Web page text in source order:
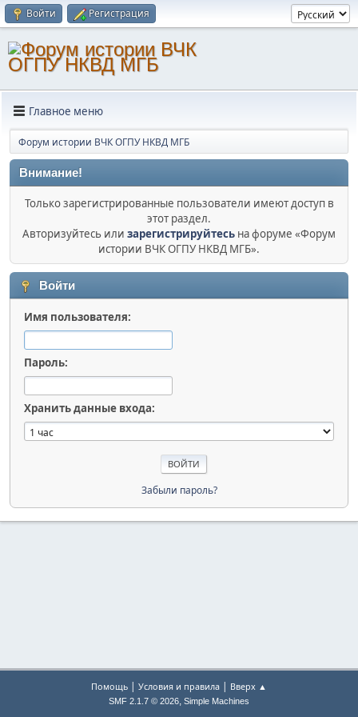
Войти Регистрация
Главное меню
Форум истории ВЧК ОГПУ НКВД МГБ
Внимание!
Только зарегистрированные пользователи имеют доступ в
этот раздел.
Авторизуйтесь или зарегистрируйтесь на форуме «Форум
истории ВЧК ОГПУ НКВД МГБ».
Войти
Имя пользователя:
Пароль:
Хранить данные входа:
Забыли пароль?
Помощь | Условия и правила | Вверх ▲
SMF 2.1.7 © 2026, Simple Machines